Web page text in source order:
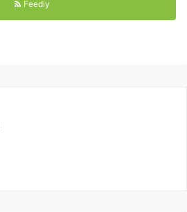
Feedly